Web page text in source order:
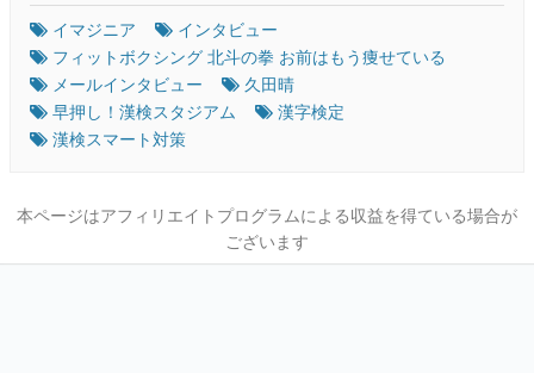
イマジニア
インタビュー
フィットボクシング 北斗の拳 お前はもう痩せている
メールインタビュー
久田晴
早押し！漢検スタジアム
漢字検定
漢検スマート対策
本ページはアフィリエイトプログラムによる収益を得ている場合が
ございます